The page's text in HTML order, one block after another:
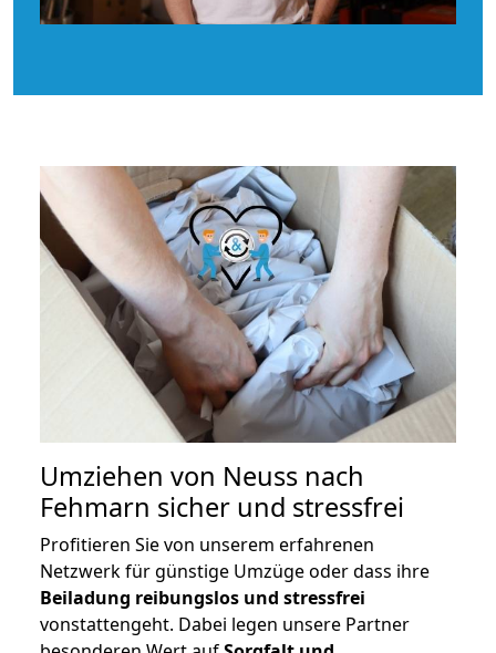
Umziehen von Neuss nach
Fehmarn sicher und stressfrei
Profitieren Sie von unserem erfahrenen
Netzwerk für günstige Umzüge oder dass ihre
Beiladung reibungslos und stressfrei
vonstattengeht. Dabei legen unsere Partner